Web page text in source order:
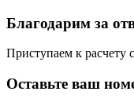
Благодарим за
Приступаем к расчету
Оставьте ваш